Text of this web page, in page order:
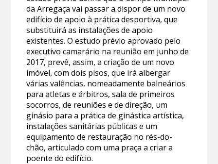
da Arregaça vai passar a dispor de um novo
edifício de apoio à prática desportiva, que
substituirá as instalações de apoio
existentes. O estudo prévio aprovado pelo
executivo camarário na reunião em junho de
2017, prevê, assim, a criação de um novo
imóvel, com dois pisos, que irá albergar
várias valências, nomeadamente balneários
para atletas e árbitros, sala de primeiros
socorros, de reuniões e de direção, um
ginásio para a prática de ginástica artística,
instalações sanitárias públicas e um
equipamento de restauração no rés-do-
chão, articulado com uma praça a criar a
poente do edifício.